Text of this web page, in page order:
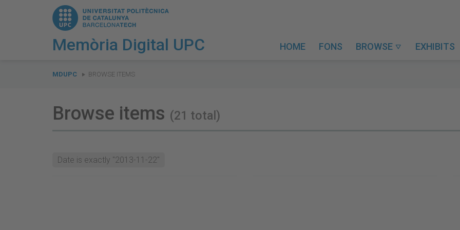
Memòria Digital UPC HOME FONS BROWSE  EXHIBITS
are
MDUPC BROWSE ITEMS
Browse items (21 total)
Date is exactly "2013-11-22"